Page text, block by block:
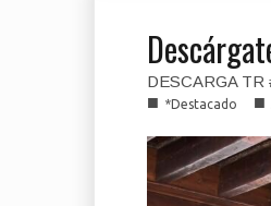
DESCARGA TR
■ *Destacado ■